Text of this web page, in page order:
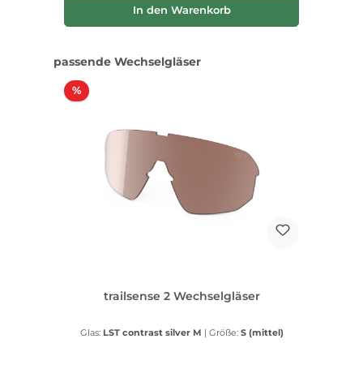
In den Warenkorb
Produktgalerie überspringen
passende Wechselgläser
%Rabatt
trailsense 2 Wechselgläser
Glas: LST contrast silver M | Größe: S (mittel)